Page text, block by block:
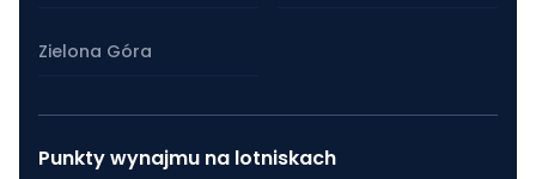
Zielona Góra
Punkty wynajmu na lotniskach